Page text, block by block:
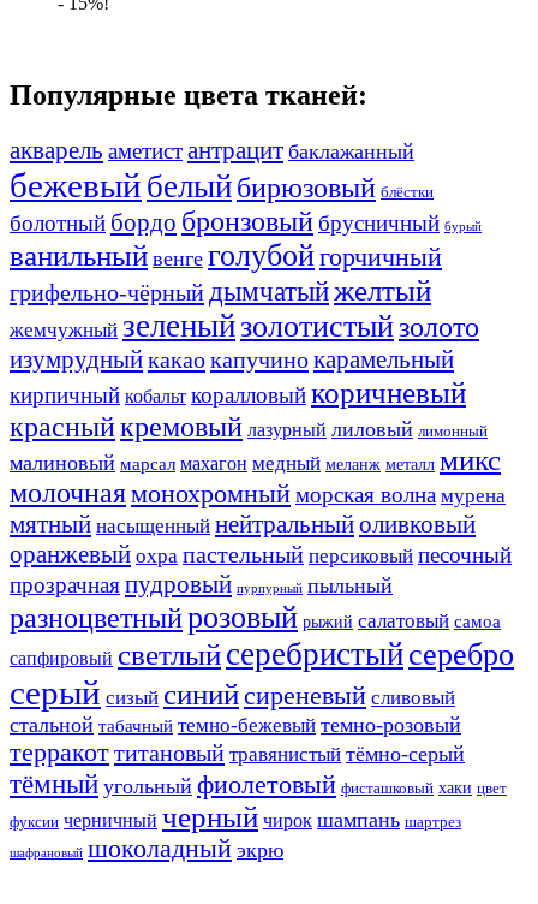
Популярные цвета тканей:
акварель аметистантрацит баклажанный
бежевый белыйбирюзовый блёстки
болотный бордо бронзовыйбрусничный бурый
ванильный венге голубойгорчичный
грифельно-чёрный дымчатыйжелтый
жемчужный зеленыйзолотистыйзолото
изумрудныйкакаокапучинокарамельный
кирпичный кобальт коралловыйкоричневый
красныйкремовый лазурный лиловый лимонный
малиновый марсал махагон медный меланж металл микс
молочнаямонохромныйморская волна мурена
мятный насыщенный нейтральныйоливковый
оранжевый охра пастельный персиковый песочный
прозрачнаяпудровый пурпурный пыльный
разноцветныйрозовый рыжий салатовый самоа
сапфировый светлыйсеребристыйсеребро
серый сизый синийсиреневый сливовый
стальной табачный темно-бежевый темно-розовый
терракоттитановый травянистый тёмно-серый
тёмный угольный фиолетовый фисташковый хаки цвет
фуксии черничный черный чирок шампань шартрез
шафрановый шоколадный экрю